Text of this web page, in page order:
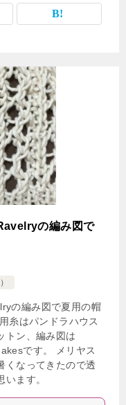
の編み図で
の編み図で夏用の帽
糸はパンドラハウス
トン、編み図は
です。 メリヤス
くなってきたので透
ます。